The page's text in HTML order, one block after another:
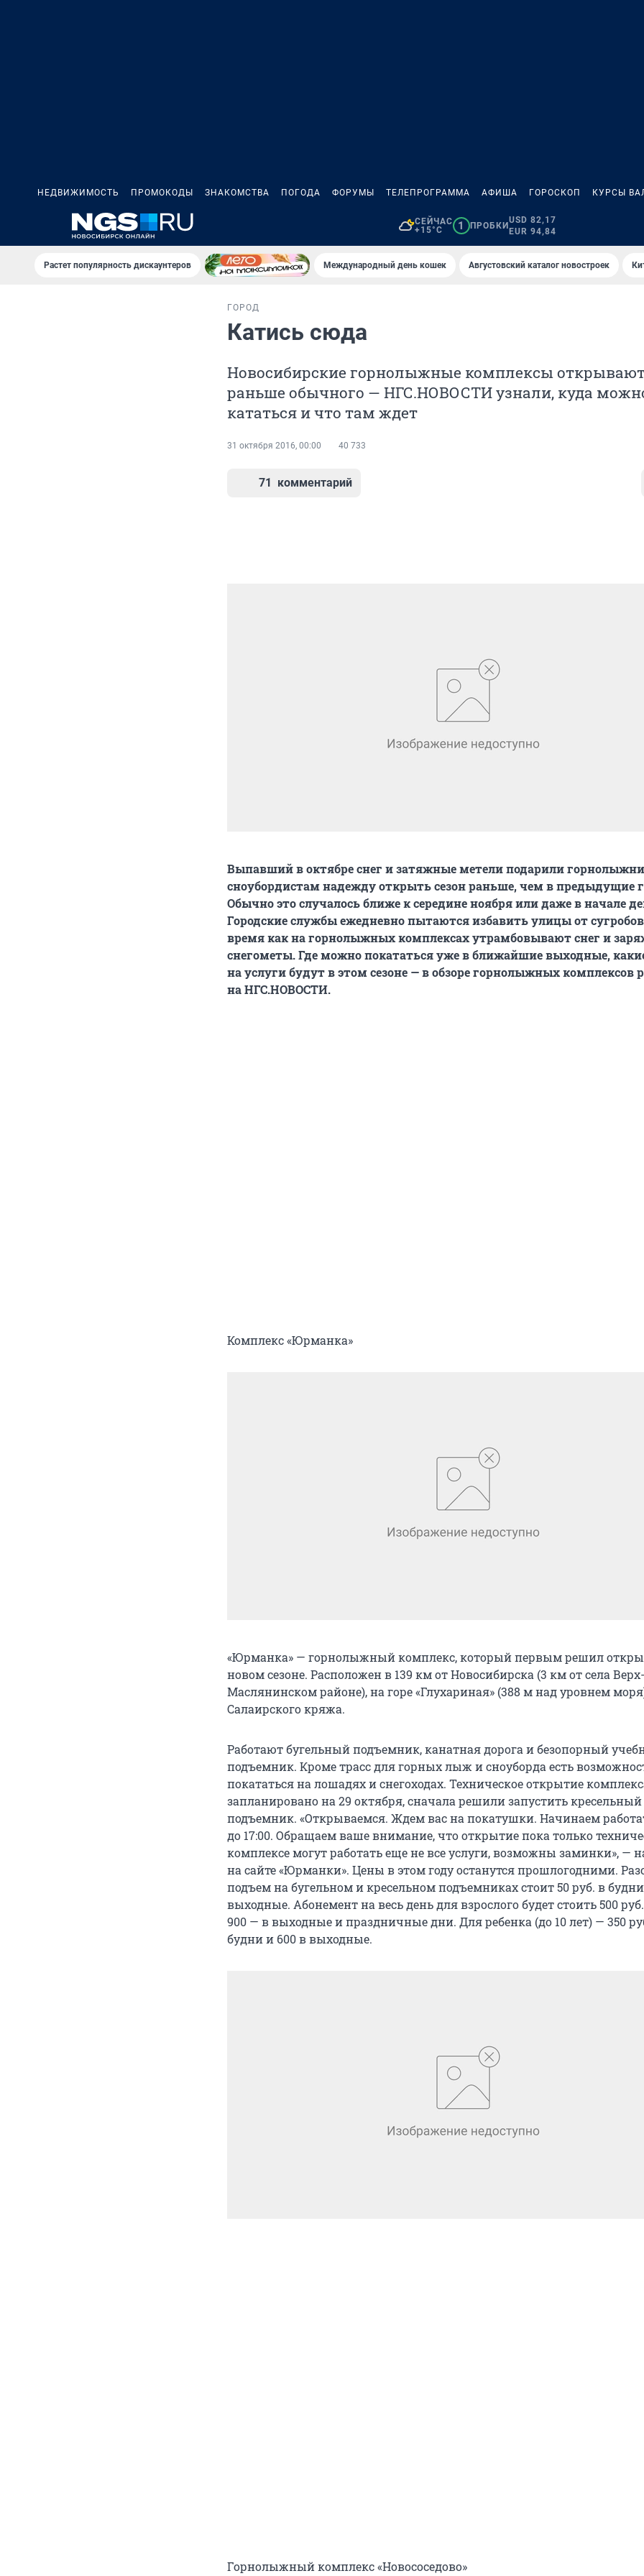
НЕДВИЖИМОСТЬ ПРОМОКОДЫ ЗНАКОМСТВА ПОГОДА ФОРУМЫ ТЕЛЕПРОГРАММА АФИША ГОРОСКОП КУРСЫ
СЕЙЧАС
+15°C
1 ПРОБКИ
USD 82,17
EUR 94,84
Растет популярность дискаунтеров Международный день кошек Августовский каталог новостроек
ГОРОД
Катись сюда
Новосибирские горнолыжные комплексы
раньше обычного — НГС.НОВОСТИ узнали, куда
кататься и что там ждет
31 октября 2016, 00:00 40 733
71 комментарий
Выпавший в октябре снег и затяжные метели подарили
сноубордистам надежду открыть сезон раньше, чем в предыдущие
Обычно это случалось ближе к середине ноября или даже в начале
Городские службы ежедневно пытаются избавить улицы от
время как на горнолыжных комплексах утрамбовывают снег и
снегометы. Где можно покататься уже в ближайшие выходные,
на услуги будут в этом сезоне — в обзоре горнолыжных комплексов
на НГС.НОВОСТИ.
Комплекс «Юрманка»
«Юрманка» — горнолыжный комплекс, который первым решил
новом сезоне. Расположен в 139 км от Новосибирска (3 км от села
Маслянинском районе), на горе «Глухариная» (388 м над уровнем
Салаирского кряжа.
Работают бугельный подъемник, канатная дорога и безопорный
подъемник. Кроме трасс для горных лыж и сноуборда есть
покататься на лошадях и снегоходах. Техническое открытие
запланировано на 29 октября, сначала решили запустить кресельный
подъемник. «Открываемся. Ждем вас на покатушки. Начинаем
до 17:00. Обращаем ваше внимание, что открытие пока только
комплексе могут работать еще не все услуги, возможны заминки», —
на сайте «Юрманки». Цены в этом году останутся прошлогодними.
подъем на бугельном и кресельном подъемниках стоит 50 руб. в
выходные. Абонемент на весь день для взрослого будет стоить 500
900 — в выходные и праздничные дни. Для ребенка (до 10 лет) — 350
будни и 600 в выходные.
Горнолыжный комплекс «Новососедово»